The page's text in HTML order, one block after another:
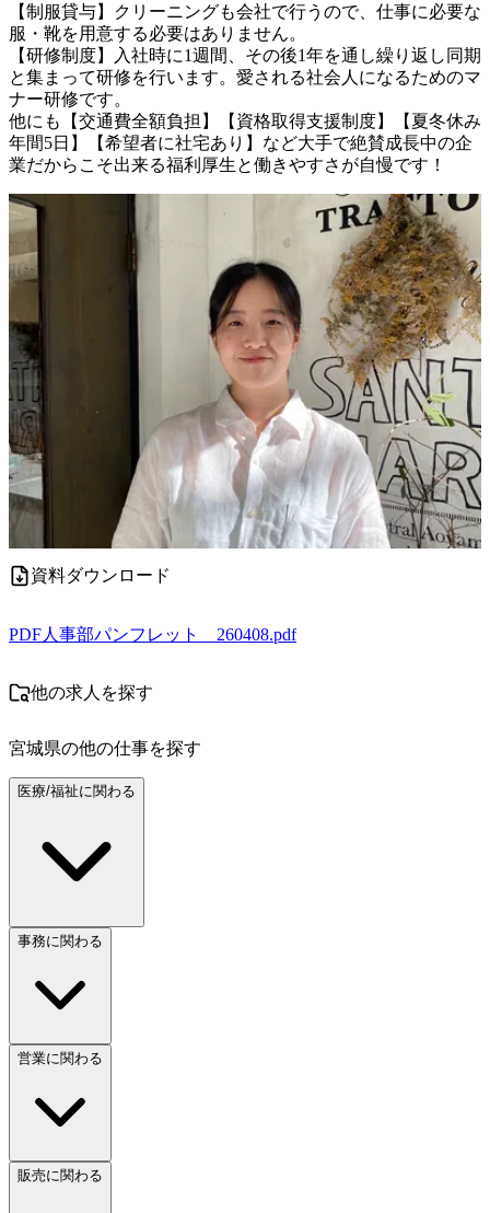
【制服貸与】クリーニングも会社で行うので、仕事に必要な
服・靴を用意する必要はありません。
【研修制度】入社時に1週間、その後1年を通し繰り返し同期
と集まって研修を行います。愛される社会人になるためのマ
ナー研修です。
他にも【交通費全額負担】【資格取得支援制度】【夏冬休み
年間5日】【希望者に社宅あり】など大手で絶賛成長中の企
業だからこそ出来る福利厚生と働きやすさが自慢です！
資料ダウンロード
PDF人事部パンフレット 260408.pdf
他の求人を探す
宮城県の他の仕事を探す
医療/福祉に関わる
事務に関わる
営業に関わる
販売に関わる